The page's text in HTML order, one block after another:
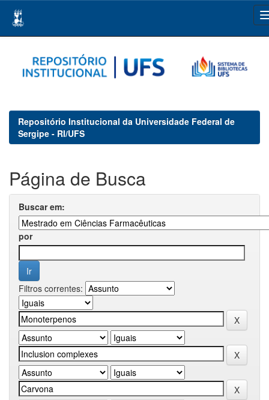
navigation
Repositório Institucional da Universidade Federal de
Sergipe - RI/UFS
Página de Busca
Buscar em:
por
Filtros correntes: